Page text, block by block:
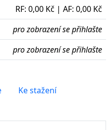
RF: 0,00 Kč | AF: 0,00 Kč
pro zobrazení se přihlašte
pro zobrazení se přihlašte
Ke stažení